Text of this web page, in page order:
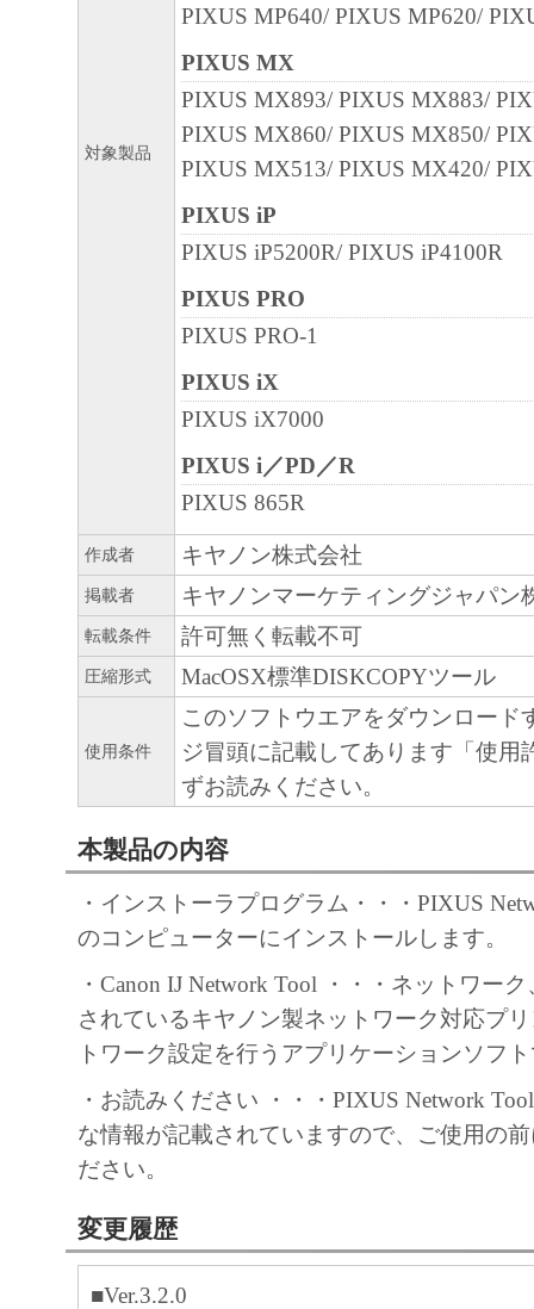
対象製品
PIXUS MP640/ PIXUS MP620/
PIXUS MX
PIXUS MX893/ PIXUS MX883/
PIXUS MX860/ PIXUS MX850/
PIXUS MX513/ PIXUS MX420/
PIXUS iP
PIXUS iP5200R/ PIXUS iP4100R
PIXUS PRO
PIXUS PRO-1
PIXUS iX
PIXUS iX7000
PIXUS i／PD／R
PIXUS 865R
作成者 キヤノン株式会社
掲載者 キヤノンマーケティングジャパン
転載条件 許可無く転載不可
圧縮形式 MacOSX標準DISKCOPYツール
使用条件
このソフトウエアをダウンロード
ジ冒頭に記載してあります「使用
ずお読みください。
本製品の内容
・インストーラプログラム・・・PIXUS
のコンピューターにインストールします。
・Canon IJ Network Tool ・・・ネットワー
されているキヤノン製ネットワーク対応プ
トワーク設定を行うアプリケーションソフ
・お読みください ・・・PIXUS Network
な情報が記載されていますので、ご使用の
ださい。
変更履歴
■Ver.3.2.0